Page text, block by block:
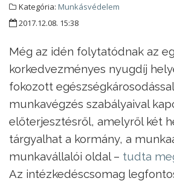
Kategória: Munkásvédelem
2017.12.08. 15:38
Még az idén folytatódnak az
korkedvezményes nyugdíj
fokozott
munkavégzés szabályaival
előterjesztésről, amelyről két
tárgyalhat a kormány, a
munkavállalói oldal – tudta
Az intézkedéscsomag